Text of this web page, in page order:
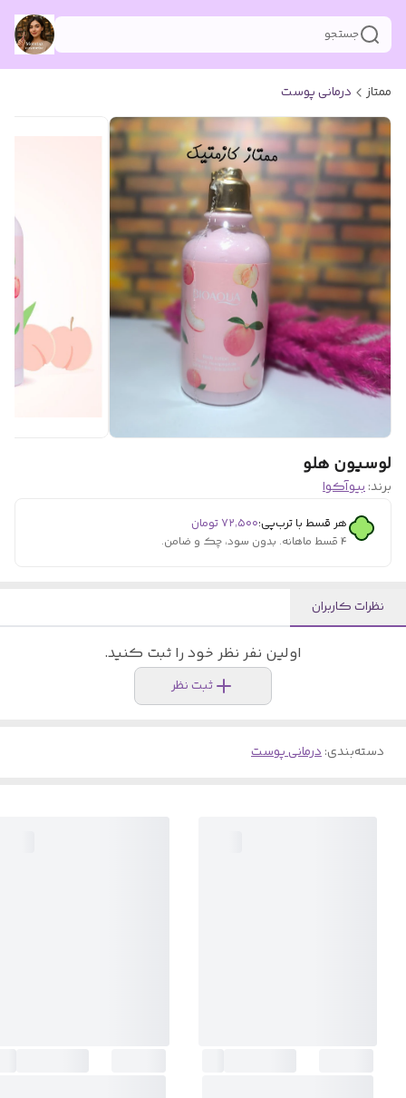
جستجو
ممتاز درمانی پوست
لوسیون هلو
برند:بیوآکوا
هر قسط با ترب‌پی:۷۲٬۵۰۰تومان
۴ قسط ماهانه. بدون سود، چک و ضامن.
نظرات کاربران
اولین نفر نظر خود را ثبت کنید.
ثبت نظر
دسته‌بندی:درمانی پوست